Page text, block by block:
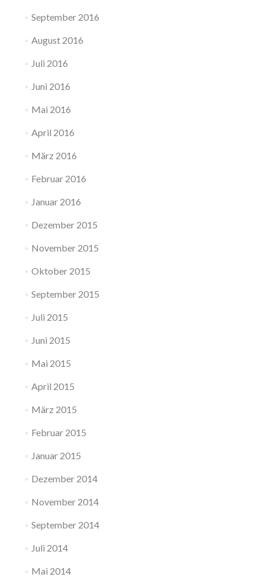
September 2016
August 2016
Juli 2016
Juni 2016
Mai 2016
April 2016
März 2016
Februar 2016
Januar 2016
Dezember 2015
November 2015
Oktober 2015
September 2015
Juli 2015
Juni 2015
Mai 2015
April 2015
März 2015
Februar 2015
Januar 2015
Dezember 2014
November 2014
September 2014
Juli 2014
Mai 2014